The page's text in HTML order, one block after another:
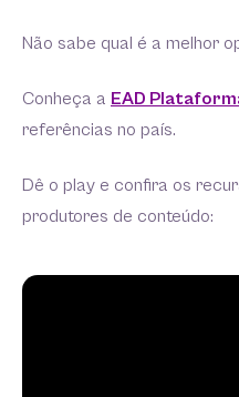
Não sabe qual é a melhor
Conheça a EAD
referências no país.
Dê o play e confira os
produtores de conteúdo: